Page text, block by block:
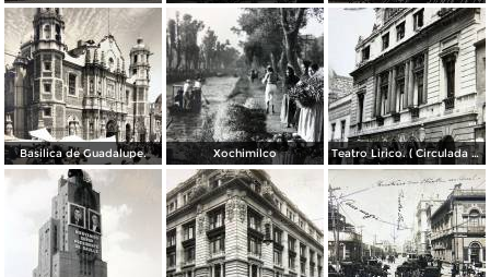
Basilica de Guadalupe. Xochimilco Teatro Lirico. ( Circulada el 1 de Agosto de 1926 ).